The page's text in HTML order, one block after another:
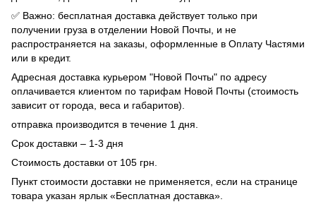
✅ Важно: бесплатная доставка действует только при
получении груза в отделении Новой Почты, и не
распространяется на заказы, оформленные в Оплату Частями
или в кредит.
Адресная доставка курьером "Новой Почты" по адресу
оплачивается клиентом по тарифам Новой Почты (стоимость
зависит от города, веса и габаритов).
отправка производится в течение 1 дня.
Срок доставки – 1-3 дня
Стоимость доставки от 105 грн.
Пункт стоимости доставки не применяется, если на странице
товара указан ярлык «Бесплатная доставка».